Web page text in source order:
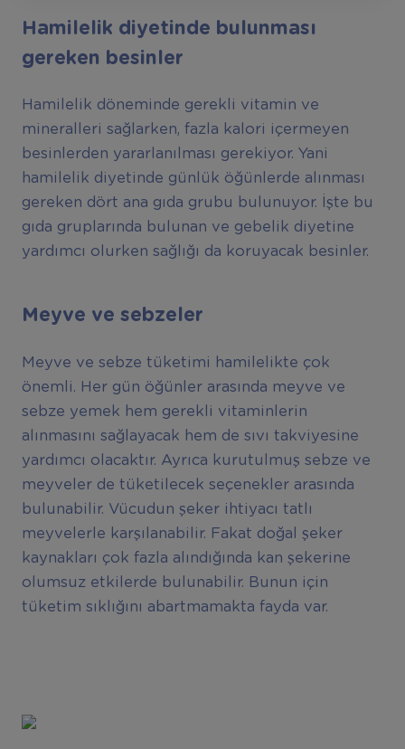
Hamilelik diyetinde bulunması
gereken besinler
Hamilelik döneminde gerekli vitamin ve
mineralleri sağlarken, fazla kalori içermeyen
besinlerden yararlanılması gerekiyor. Yani
hamilelik diyetinde günlük öğünlerde alınması
gereken dört ana gıda grubu bulunuyor. İşte bu
gıda gruplarında bulunan ve gebelik diyetine
yardımcı olurken sağlığı da koruyacak besinler.
Meyve ve sebzeler
Meyve ve sebze tüketimi hamilelikte çok
önemli. Her gün öğünler arasında meyve ve
sebze yemek hem gerekli vitaminlerin
alınmasını sağlayacak hem de sıvı takviyesine
yardımcı olacaktır. Ayrıca kurutulmuş sebze ve
meyveler de tüketilecek seçenekler arasında
bulunabilir. Vücudun şeker ihtiyacı tatlı
meyvelerle karşılanabilir. Fakat doğal şeker
kaynakları çok fazla alındığında kan şekerine
olumsuz etkilerde bulunabilir. Bunun için
tüketim sıklığını abartmamakta fayda var.